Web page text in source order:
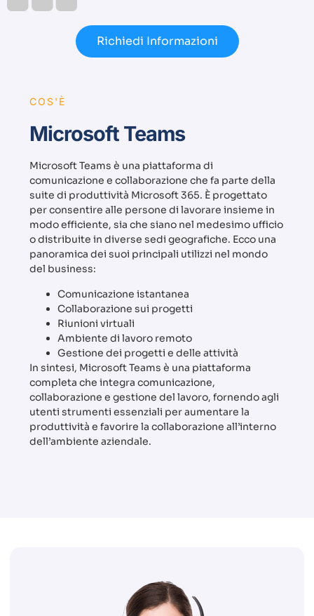
Richiedi Informazioni
COS'È
Microsoft Teams
Microsoft Teams è una piattaforma di
comunicazione e collaborazione che fa parte della
suite di produttività Microsoft 365. È progettato
per consentire alle persone di lavorare insieme in
modo efficiente, sia che siano nel medesimo ufficio
o distribuite in diverse sedi geografiche. Ecco una
panoramica dei suoi principali utilizzi nel mondo
del business:
Comunicazione istantanea
Collaborazione sui progetti
Riunioni virtuali
Ambiente di lavoro remoto
Gestione dei progetti e delle attività
In sintesi, Microsoft Teams è una piattaforma
completa che integra comunicazione,
collaborazione e gestione del lavoro, fornendo agli
utenti strumenti essenziali per aumentare la
produttività e favorire la collaborazione all’interno
dell’ambiente aziendale.